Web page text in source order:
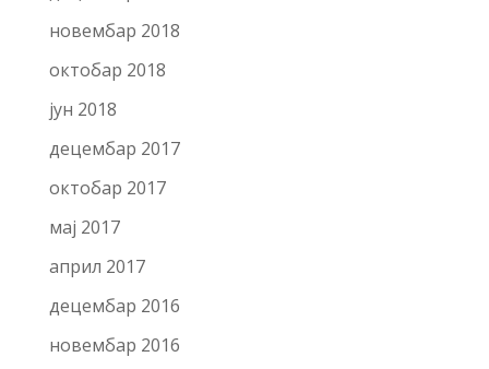
новембар 2018
октобар 2018
јун 2018
децембар 2017
октобар 2017
мај 2017
април 2017
децембар 2016
новембар 2016